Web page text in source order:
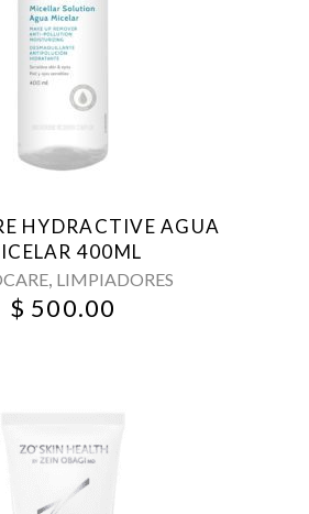
HYDRACTIVE AGUA
400ML
, LIMPIADORES
$ 500.00